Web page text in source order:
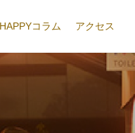
HAPPYコラム アクセス